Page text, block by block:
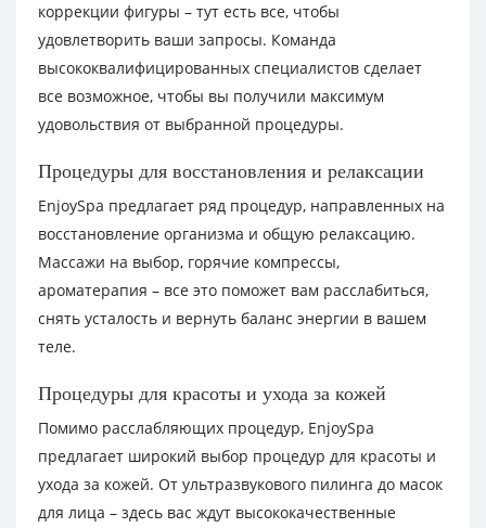
коррекции фигуры – тут есть все, чтобы
удовлетворить ваши запросы. Команда
высококвалифицированных специалистов сделает
все возможное, чтобы вы получили максимум
удовольствия от выбранной процедуры.
Процедуры для восстановления и релаксации
EnjoySpa предлагает ряд процедур, направленных на
восстановление организма и общую релаксацию.
Массажи на выбор, горячие компрессы,
ароматерапия – все это поможет вам расслабиться,
снять усталость и вернуть баланс энергии в вашем
теле.
Процедуры для красоты и ухода за кожей
Помимо расслабляющих процедур, EnjoySpa
предлагает широкий выбор процедур для красоты и
ухода за кожей. От ультразвукового пилинга до масок
для лица – здесь вас ждут высококачественные